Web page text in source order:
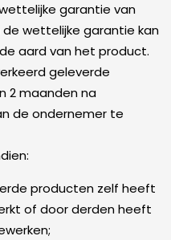
garantie van
wettelijke garantie kan
aard van het product.
geleverde
2 maanden na
de ondernemer te
producten zelf heeft
of door derden heeft